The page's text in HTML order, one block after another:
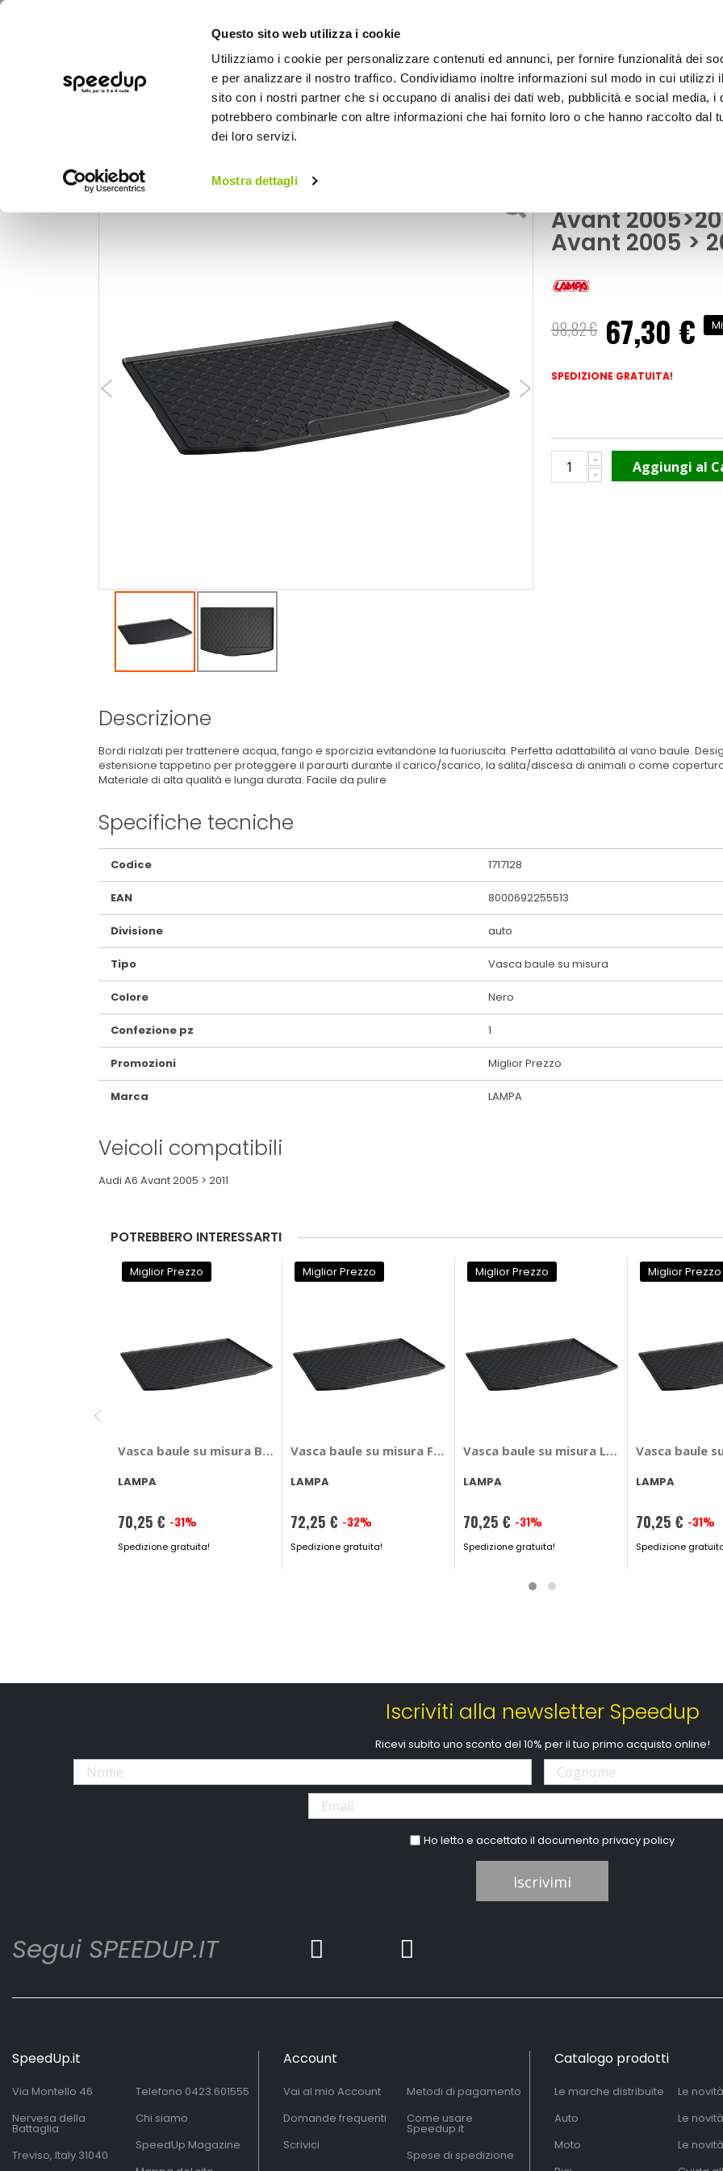
Questo sito web utilizza i cookie
Utilizziamo i cookie per personalizzare contenuti ed annunci, per fornire funzionalità dei
e per analizzare il nostro traffico. Condividiamo inoltre informazioni sul modo in cui utilizzi
sito con i nostri partner che si occupano di analisi dei dati web, pubblicità e social media, i
potrebbero combinarle con altre informazioni che hai fornito loro o che hanno raccolto dal
dei loro servizi.
Mostra dettagli
BICI OUTDOOR
Home
Avant
Avant 2005 >
98,82 €
Prezzo
speciale
67,30 €
SPEDIZIONE GRATUITA!
Aggiungi al
Descrizione
Bordi rialzati per trattenere acqua, fango e sporcizia evitandone la fuoriuscita. Perfetta adattabilità al vano baule.
estensione tappetino per proteggere il paraurti durante il carico/scarico, la salita/discesa di animali o come
Materiale di alta qualità e lunga durata. Facile da pulire
Specifiche tecniche
Maggiori
Informazioni
Codice 1717128
EAN 8000692255513
Divisione auto
Tipo Vasca baule su misura
Colore Nero
Confezione pz 1
Promozioni Miglior Prezzo
Marca LAMPA
Veicoli compatibili
Audi A6 Avant 2005 > 2011
POTREBBERO INTERESSARTI
Miglior Prezzo
Vasca baule su misura Bmw X5 G05 2018> - LAMPA Bmw X5 G05 2018 >
LAMPA
Prezzo
speciale
70,25 € -31%
Spedizione gratuita!
Miglior Prezzo
Vasca baule su misura Ford Focus SW 2018> - LAMPA Ford Focus SW
LAMPA
Prezzo
speciale
72,25 € -32%
Spedizione gratuita!
Miglior Prezzo
Vasca baule su misura Land Rover Range
LAMPA
Prezzo
speciale
70,25 € -31%
Spedizione gratuita!
Miglior Prezzo
Vasca baule
LAMPA
Prezzo
speciale
70,25 € -31%
Spedizione
Iscriviti alla newsletter Speedup
Ricevi subito uno sconto del 10% per il tuo primo acquisto online!
Ho letto e accettato il documentoprivacy policy
Iscrivimi
Segui SPEEDUP.IT
SpeedUp.it
Via Montello 46
Nervesa della
Battaglia
Treviso, Italy 31040
Telefono 0423.601555
Chi siamo
SpeedUp Magazine
Account
Vai al mio Account
Domande frequenti
Scrivici
Metodi di pagamento
Come usare
Speedup.it
Spese di spedizione
Catalogo prodotti
Le marche distribuite
Auto
Moto
Le
Le
Le